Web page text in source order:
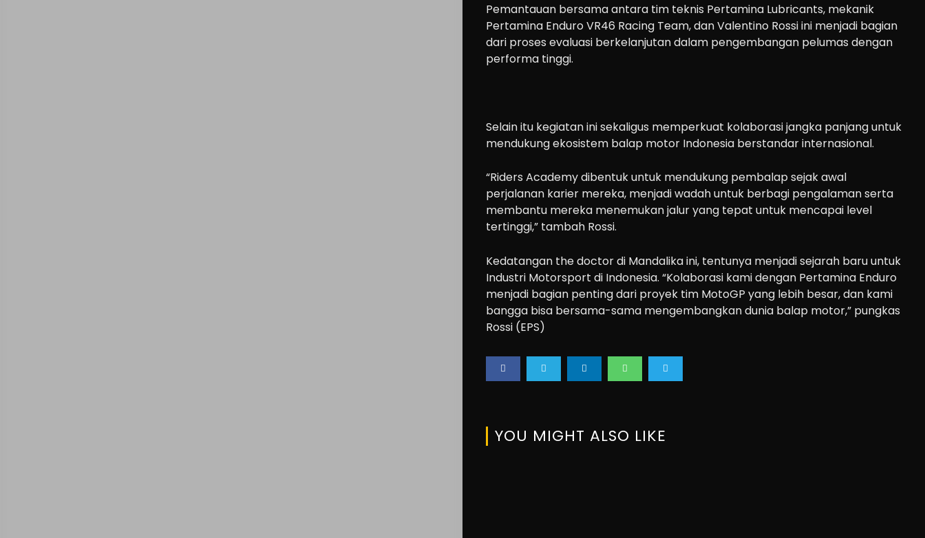
Cars
n
Drive
Modification
Tips
Community
Accessories
Lifestyle
About
us
Pemantauan bersama antara tim teknis Pertamina Lubricants, mekanik
Pertamina Enduro VR46 Racing Team, dan Valentino Rossi ini menjadi bagian
dari proses evaluasi berkelanjutan dalam pengembangan pelumas dengan
performa tinggi.
Selain itu kegiatan ini sekaligus memperkuat kolaborasi jangka panjang untuk
mendukung ekosistem balap motor Indonesia berstandar internasional.
“Riders Academy dibentuk untuk mendukung pembalap sejak awal
perjalanan karier mereka, menjadi wadah untuk berbagi pengalaman serta
membantu mereka menemukan jalur yang tepat untuk mencapai level
tertinggi,” tambah Rossi.
Kedatangan the doctor di Mandalika ini, tentunya menjadi sejarah baru untuk
Industri Motorsport di Indonesia. “Kolaborasi kami dengan Pertamina Enduro
menjadi bagian penting dari proyek tim MotoGP yang lebih besar, dan kami
bangga bisa bersama-sama mengembangkan dunia balap motor,” pungkas
Rossi (EPS)
YOU MIGHT ALSO LIKE